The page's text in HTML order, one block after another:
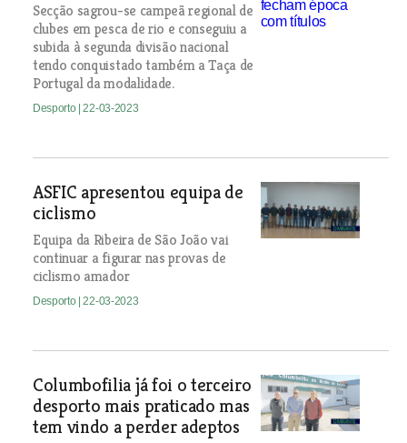
Secção sagrou-se campeã regional de
clubes em pesca de rio e conseguiu a
subida à segunda divisão nacional
tendo conquistado também a Taça de
Portugal da modalidade.
Desporto | 22-03-2023
ASFIC apresentou equipa de
ciclismo
Equipa da Ribeira de São João vai
continuar a figurar nas provas de
ciclismo amador
Desporto | 22-03-2023
Columbofilia já foi o terceiro
desporto mais praticado mas
tem vindo a perder adeptos